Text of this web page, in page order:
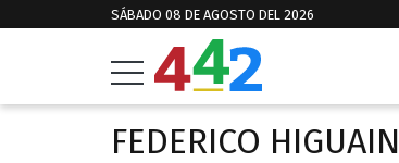
SÁBADO 08 DE AGOSTO DEL 2026
FEDERICO HIGUAIN